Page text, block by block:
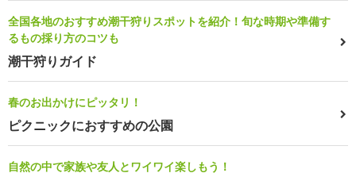
全国各地のおすすめ潮干狩りスポットを紹介！旬な時期や準備す
るもの採り方のコツも
潮干狩りガイド
春のお出かけにピッタリ！
ピクニックにおすすめの公園
自然の中で家族や友人とワイワイ楽しもう！